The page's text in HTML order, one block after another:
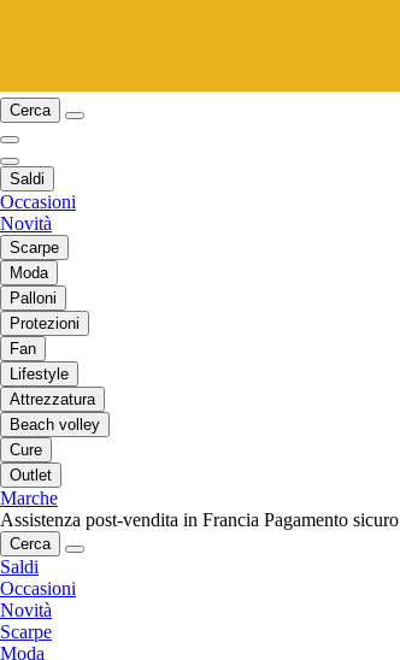
Cerca
Saldi
Occasioni
Novità
Scarpe
Moda
Palloni
Protezioni
Fan
Lifestyle
Attrezzatura
Beach volley
Cure
Outlet
Marche
Assistenza post-vendita in Francia Pagamento sicuro
Cerca
Saldi
Occasioni
Novità
Scarpe
Moda